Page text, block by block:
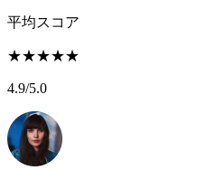
平均スコア
★★★★★
4.9/5.0